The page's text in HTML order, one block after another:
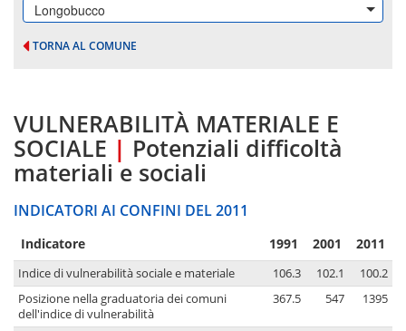
Longobucco
TORNA AL COMUNE
VULNERABILITÀ MATERIALE E
SOCIALE | Potenziali difficoltà
materiali e sociali
INDICATORI AI CONFINI DEL 2011
Indicatore 1991 2001 2011
Indice di vulnerabilità sociale e materiale 106.3 102.1
100.2
Posizione nella graduatoria dei comuni
dell'indice di vulnerabilità
367.5 547 1395